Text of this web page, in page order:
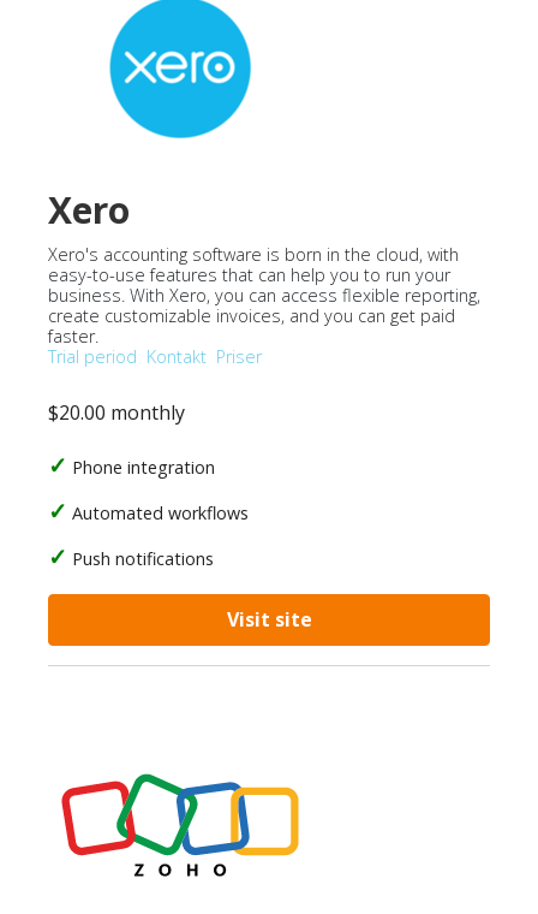
Xero
Xero's accounting software is born in the cloud, with
easy-to-use features that can help you to run your
business. With Xero, you can access flexible reporting,
create customizable invoices, and you can get paid
faster.
Trial period Kontakt Priser
$20.00 monthly
Phone integration
Automated workflows
Push notifications
Visit site